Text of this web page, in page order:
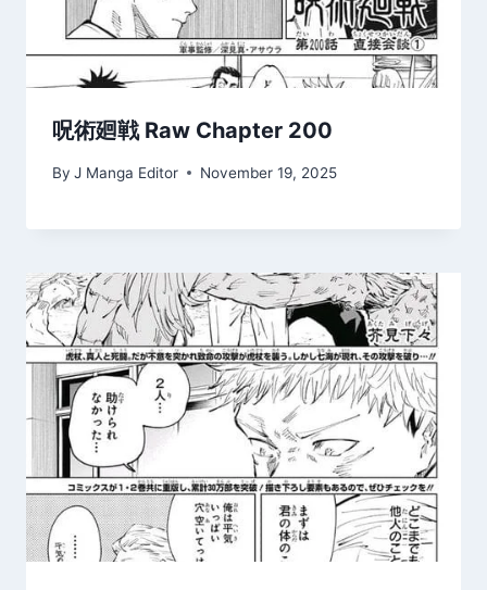
呪術廻戦 Raw Chapter 200
By J Manga Editor November 19, 2025